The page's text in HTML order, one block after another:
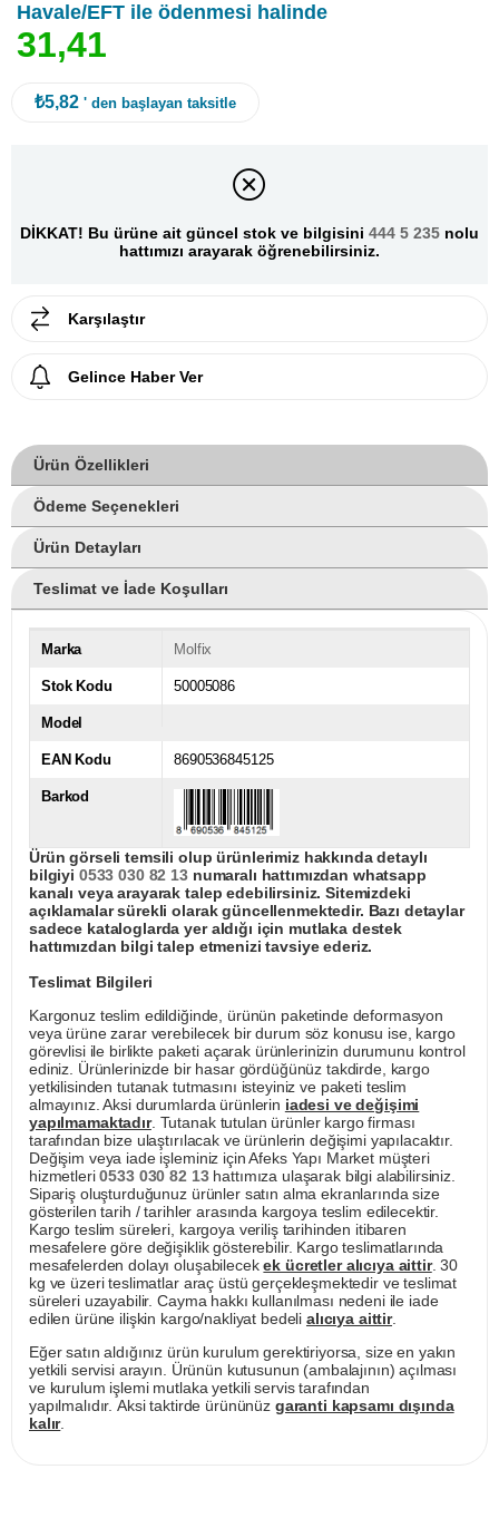
Havale/EFT ile ödenmesi halinde
31,41
₺5,82 ' den başlayan taksitle
DİKKAT! Bu ürüne ait güncel stok ve bilgisini 444 5 235 nolu
hattımızı arayarak öğrenebilirsiniz.
Karşılaştır
Gelince Haber Ver
Ürün Özellikleri
Ödeme Seçenekleri
Ürün Detayları
Teslimat ve İade Koşulları
Marka Molfix
Stok Kodu 50005086
Model
EAN Kodu 8690536845125
Barkod
Ürün görseli temsili olup ürünlerimiz hakkında detaylı
bilgiyi 0533 030 82 13numaralı hattımızdan whatsapp
kanalı veya arayarak talep edebilirsiniz. Sitemizdeki
açıklamalar sürekli olarak güncellenmektedir. Bazı detaylar
sadece kataloglarda yer aldığı için mutlaka destek
hattımızdan bilgi talep etmenizi tavsiye ederiz.
Teslimat Bilgileri
Kargonuz teslim edildiğinde, ürünün paketinde deformasyon
veya ürüne zarar verebilecek bir durum söz konusu ise, kargo
görevlisi ile birlikte paketi açarak ürünlerinizin durumunu kontrol
ediniz. Ürünlerinizde bir hasar gördüğünüz takdirde, kargo
yetkilisinden tutanak tutmasını isteyiniz ve paketi teslim
almayınız. Aksi durumlarda ürünlerin iadesi ve değişimi
yapılmamaktadır. Tutanak tutulan ürünler kargo firması
tarafından bize ulaştırılacak ve ürünlerin değişimi yapılacaktır.
Değişim veya iade işleminiz için Afeks Yapı Market müşteri
hizmetleri0533 030 82 13hattımıza ulaşarak bilgi alabilirsiniz.
Sipariş oluşturduğunuz ürünler satın alma ekranlarında size
gösterilen tarih / tarihler arasında kargoya teslim edilecektir.
Kargo teslim süreleri, kargoya veriliş tarihinden itibaren
mesafelere göre değişiklik gösterebilir. Kargo teslimatlarında
mesafelerden dolayı oluşabilecekek ücretler alıcıya aittir. 30
kg ve üzeri teslimatlar araç üstü gerçekleşmektedir ve teslimat
süreleri uzayabilir. Cayma hakkı kullanılması nedeni ile iade
edilen ürüne ilişkin kargo/nakliyat bedeli alıcıya aittir.
Eğer satın aldığınız ürün kurulum gerektiriyorsa, size en yakın
yetkili servisi arayın. Ürünün kutusunun (ambalajının) açılması
ve kurulum işlemi mutlaka yetkili servis tarafından
yapılmalıdır. Aksi taktirde ürününüz garanti kapsamı dışında
kalır.